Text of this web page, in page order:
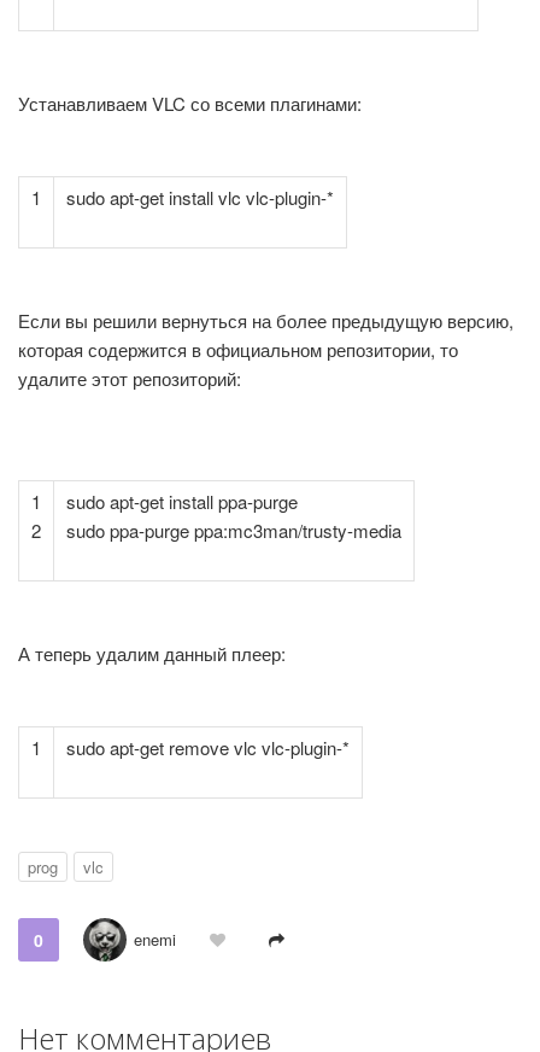
Устанавливаем VLC со всеми плагинами:
1 sudo apt-get install vlc vlc-plugin-*
Если вы решили вернуться на более предыдущую версию,
которая содержится в официальном репозитории, то
удалите этот репозиторий:
1
2
sudo apt-get install ppa-purge
sudo ppa-purge ppa:mc3man/trusty-media
А теперь удалим данный плеер:
1 sudo apt-get remove vlc vlc-plugin-*
prog vlc
0 enemi
Нет комментариев